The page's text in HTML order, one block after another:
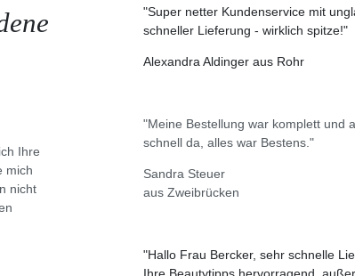
Ihre
mich
nicht
"Super netter Kundenservice mit
schneller Lieferung - wirklich spitze!"
Alexandra Aldinger aus Rohr
"Meine Bestellung war komplett und
schnell da, alles war Bestens."
Sandra Steuer
aus Zweibrücken
"Hallo Frau Bercker, sehr schnelle